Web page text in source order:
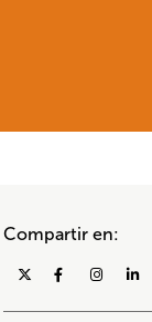
Compartir en: